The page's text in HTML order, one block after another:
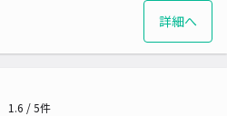
詳細へ
1.6 / 5件